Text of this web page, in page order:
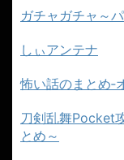
ガチャガチャ～
しぃアンテナ
怖い話のまとめ‐
刀剣乱舞Pocket
とめ～